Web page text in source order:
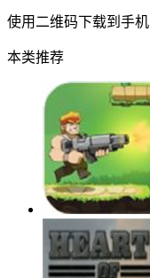
使用二维码下载到手机
本类推荐